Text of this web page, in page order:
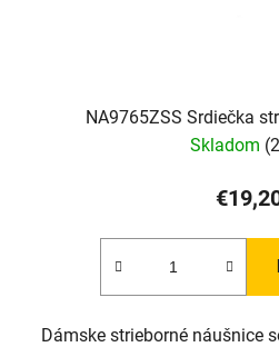
NA9765ZSS Srdiečka
Skladom
Dámske strieborné náušnice